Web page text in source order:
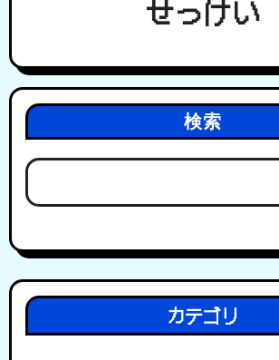
せっけい
検索
カテゴリ